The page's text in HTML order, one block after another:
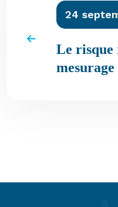
24
Le risque